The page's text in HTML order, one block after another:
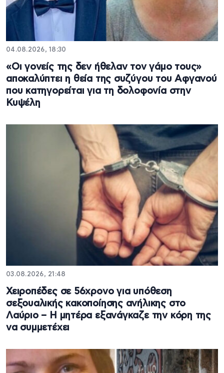
04.08.2026, 18:30
«Οι γονείς της δεν ήθελαν τον γάμο τους»
αποκαλύπτει η θεία της συζύγου του Αφγανού
που κατηγορείται για τη δολοφονία στην
Κυψέλη
03.08.2026, 21:48
Χειροπέδες σε 56χρονο για υπόθεση
σεξουαλικής κακοποίησης ανήλικης στο
Λαύριο – Η μητέρα εξανάγκαζε την κόρη της
να συμμετέχει